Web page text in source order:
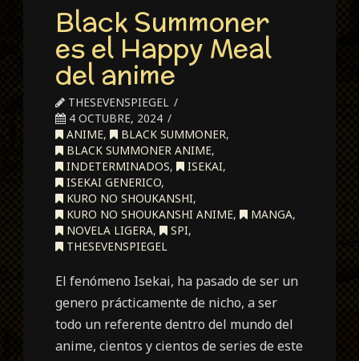
Black Summoner
es el Happy Meal
del anime
THESEVENSPIEGEL
4 OCTUBRE, 2024
ANIME, BLACK SUMMONER,
BLACK SUMMONER ANIME,
INDETERMINADOS, ISEKAI,
ISEKAI GENERICO,
KURO NO SHOUKANSHI,
KURO NO SHOUKANSHI ANIME, MANGA,
NOVELA LIGERA, SPI,
THESEVENSPIEGEL
El fenómeno Isekai, ha pasado de ser un
genero prácticamente de nicho, a ser
todo un referente dentro del mundo del
anime, cientos y cientos de series de este